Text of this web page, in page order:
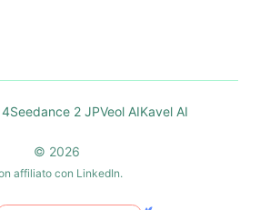
Seedance 2 JPVeol AIKavel AI
© 2026
affiliato con LinkedIn.